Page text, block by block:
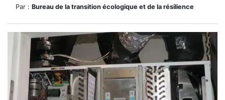
Par : Bureau de la transition écologique et de la résilience